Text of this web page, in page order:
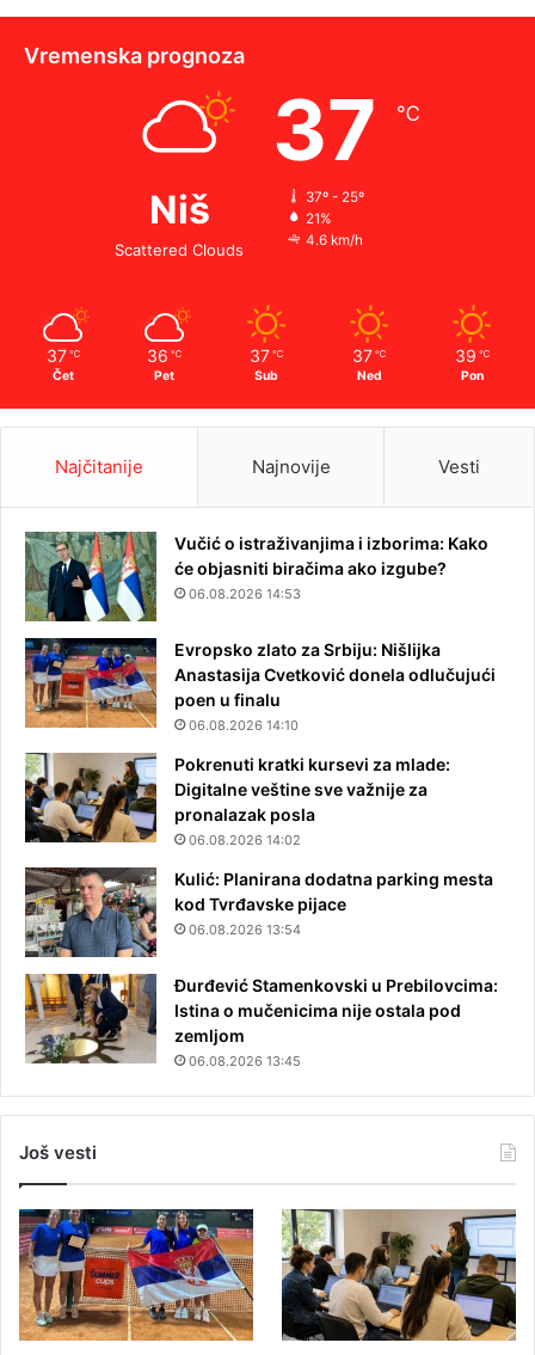
Vremenska prognoza
Niš
Scattered Clouds
37 ℃
37º - 25º
21%
4.6 km/h
37 ℃
Čet
36 ℃
Pet
37 ℃
Sub
37 ℃
Ned
39 ℃
Pon
Najčitanije Najnovije Vesti
Vučić o istraživanjima i izborima: Kako
će objasniti biračima ako izgube?
06.08.2026 14:53
Evropsko zlato za Srbiju: Nišlijka
Anastasija Cvetković donela odlučujući
poen u finalu
06.08.2026 14:10
Pokrenuti kratki kursevi za mlade:
Digitalne veštine sve važnije za
pronalazak posla
06.08.2026 14:02
Kulić: Planirana dodatna parking mesta
kod Tvrđavske pijace
06.08.2026 13:54
Đurđević Stamenkovski u Prebilovcima:
Istina o mučenicima nije ostala pod
zemljom
06.08.2026 13:45
Još vesti